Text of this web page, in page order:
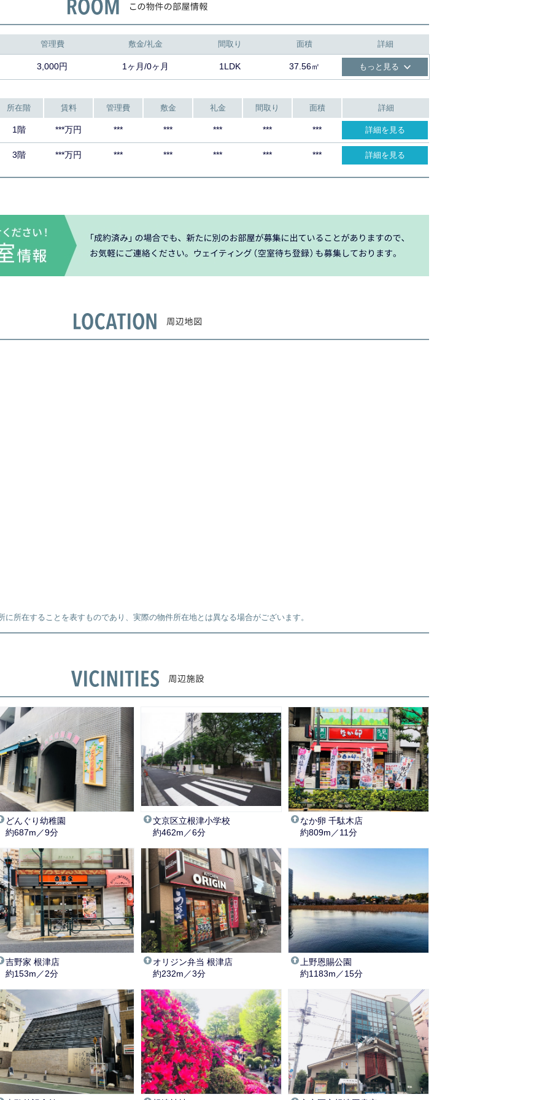
管理費 敷金/礼金 間取り 面積 詳細
3,000円 1ヶ月/0ヶ月 1LDK 37.56㎡ もっと見る
所在階 賃料 管理費 敷金 礼金 間取り 面積 詳細
1階 ***万円 *** *** *** *** *** 詳細を見る
3階 ***万円 *** *** *** *** *** 詳細を見る
所在することを表すものであり、実際の物件所在地とは異なる場合がございます。
どんぐり幼稚園
約687m／9分
文京区立根津小学校
約462m／6分
なか卵 千駄木店
約809m／11分
吉野家 根津店
約153m／2分
オリジン弁当 根津店
約232m／3分
上野恩賜公園
約1183m／15分